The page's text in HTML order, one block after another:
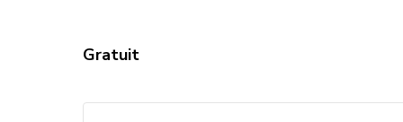
Gratuit